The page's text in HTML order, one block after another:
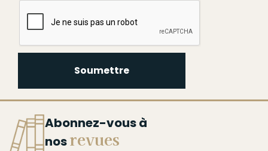
Soumettre
Abonnez-vous à
nosrevues